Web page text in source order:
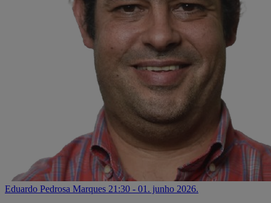
Eduardo Pedrosa Marques 21:30 - 01. junho 2026.